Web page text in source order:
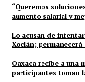
“Queremos
aumento salarial y
Lo acusan de
Xoclán;
Oaxaca recibe a una
participantes toman